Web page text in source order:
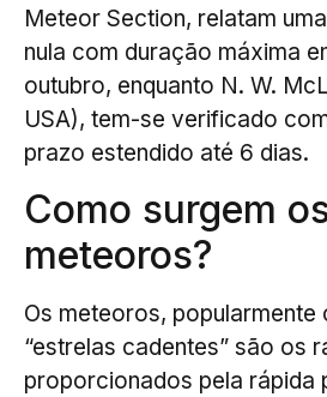
Meteor Section, relatam
nula com duração máxima
outubro, enquanto N. W.
USA), tem-se verificado
prazo estendido até 6 dias.
Como surgem
meteoros?
Os meteoros, popularmente
“estrelas cadentes” são os
proporcionados pela rápida